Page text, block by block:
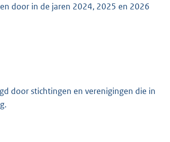
door in de jaren 2024, 2025 en 2026
door stichtingen en verenigingen die in